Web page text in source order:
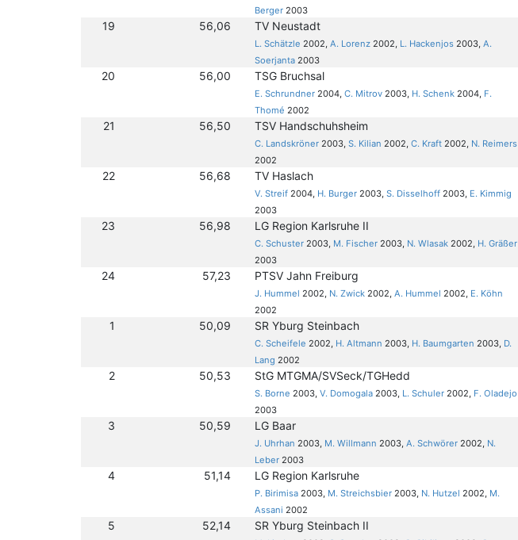
Berger 2003
19 56,06 TV Neustadt
L. Schätzle 2002,A. Lorenz 2002, L. Hackenjos 2003,A.
Soerjanta 2003
20 56,00 TSG Bruchsal
E. Schrundner 2004,C. Mitrov 2003, H. Schenk 2004, F.
Thomé 2002
21 56,50 TSV Handschuhsheim
C. Landskröner 2003,S. Kilian 2002,C. Kraft 2002, N. Reimers
2002
22 56,68 TV Haslach
V. Streif 2004, H. Burger 2003,S. Disselhoff 2003, E. Kimmig
2003
23 56,98 LG Region Karlsruhe II
C. Schuster 2003, M. Fischer 2003, N. Wlasak 2002, H. Gräßer
2003
24 57,23 PTSV Jahn Freiburg
J. Hummel 2002, N. Zwick 2002,A. Hummel 2002, E. Köhn
2002
1 50,09 SR Yburg Steinbach
C. Scheifele 2002, H. Altmann 2003, H. Baumgarten 2003, D.
Lang 2002
2 50,53 StG MTGMA/SVSeck/TGHedd
S. Borne 2003,V. Domogala 2003, L. Schuler 2002, F. Oladejo
2003
3 50,59 LG Baar
J. Uhrhan 2003, M. Willmann 2003,A. Schwörer 2002, N.
Leber 2003
4 51,14 LG Region Karlsruhe
P. Birimisa 2003, M. Streichsbier 2003, N. Hutzel 2002, M.
Assani 2002
5 52,14 SR Yburg Steinbach II